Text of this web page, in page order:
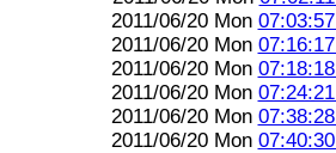
2011/06/20 Mon 07:03:57
2011/06/20 Mon 07:16:17
2011/06/20 Mon 07:18:18
2011/06/20 Mon 07:24:21
2011/06/20 Mon 07:38:28
2011/06/20 Mon 07:40:30